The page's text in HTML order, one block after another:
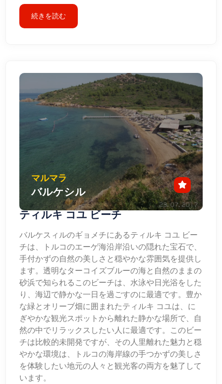
続きを読む
マルマラ
バルケシル
ティルキ コユ ビーチ
バルケスィルのギョメチにあるティルキ コユ ビー
チは、トルコのエーゲ海沿岸沿いの隠れた宝石で、
手付かずの自然の美しさと穏やかな雰囲気を提供し
ます。透明なターコイズブルーの海と自然のままの
砂浜で知られるこのビーチは、水泳や日光浴をした
り、海辺で静かな一日を過ごすのに最適です。豊か
な緑とオリーブ畑に囲まれたティルキ コユは、に
ぎやかな観光スポットから離れた静かな場所で、自
然の中でリラックスしたい人に最適です。このビー
チは比較的未開発ですが、その人里離れた魅力と穏
やかな環境は、トルコの海岸線の手つかずの美しさ
を体験したい地元の人々と観光客の両方を魅了して
います。